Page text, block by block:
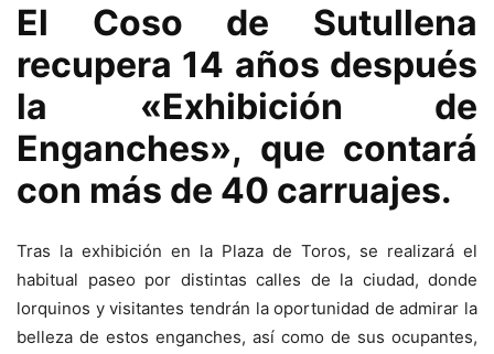
El Coso de Sutullena
recupera 14 años después
la «Exhibición de
Enganches», que contará
con más de 40 carruajes.
Tras la exhibición en la Plaza de Toros, se realizará el
habitual paseo por distintas calles de la ciudad, donde
lorquinos y visitantes tendrán la oportunidad de admirar la
belleza de estos enganches, así como de sus ocupantes,